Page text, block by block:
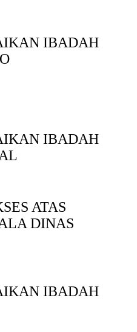
IBADAH
IBADAH
ATAS
DINAS
IBADAH